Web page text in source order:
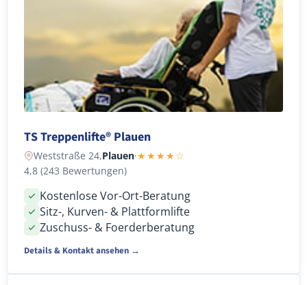
TS Treppenlifte® Plauen
Weststraße 24,Plauen·★★★★☆
4,8 (243 Bewertungen)
Kostenlose Vor-Ort-Beratung
Sitz-, Kurven- & Plattformlifte
Zuschuss- & Foerderberatung
Details & Kontakt ansehen →